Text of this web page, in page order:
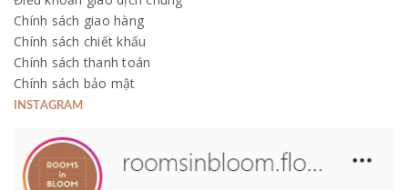
Chính sách giao hàng
Chính sách chiết khấu
Chính sách thanh toán
Chính sách bảo mật
INSTAGRAM